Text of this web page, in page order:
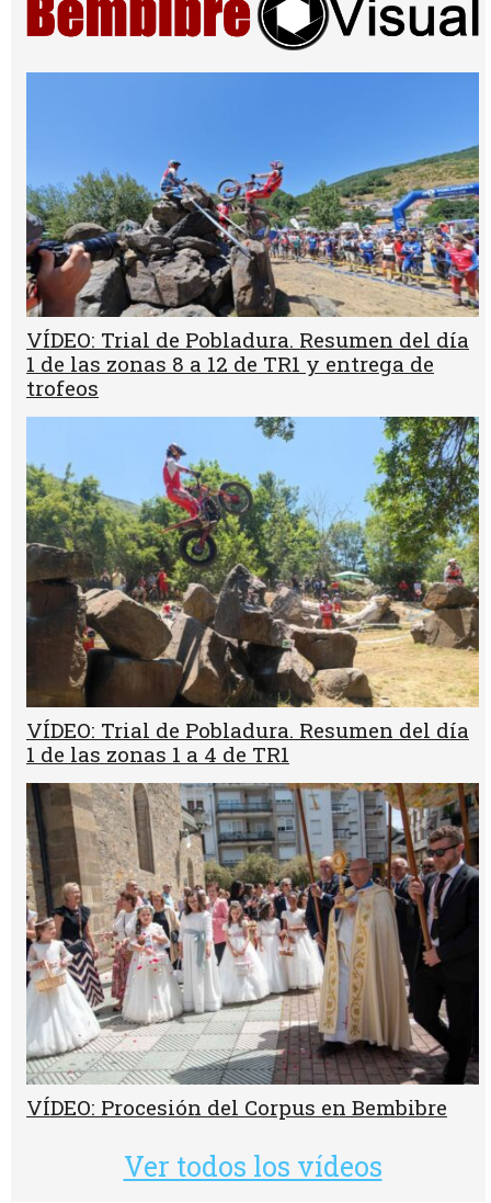
VÍDEO: Trial de Pobladura. Resumen del día
1 de las zonas 8 a 12 de TR1 y entrega de
trofeos
VÍDEO: Trial de Pobladura. Resumen del día
1 de las zonas 1 a 4 de TR1
VÍDEO: Procesión del Corpus en Bembibre
Ver todos los vídeos